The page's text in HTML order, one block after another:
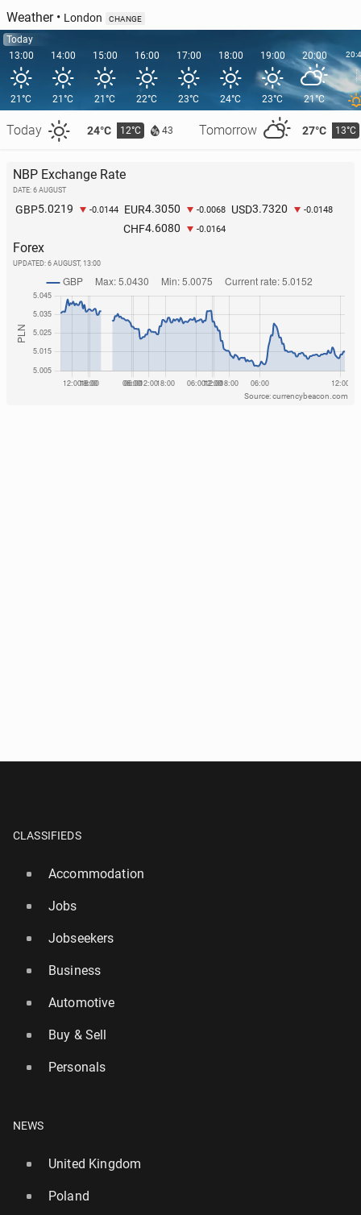
Weather• London CHANGE
Today
13:00
21°C
Today 24°C 12°C 43 Tomorrow 27°C 13°C
14:00
21°C
15:00
21°C
16:00
22°C
17:00
23°C
18:00
24°C
19:00
23°C
20:00
21°C
NBP Exchange Rate
DATE: 6 AUGUST
GBP5.0219 -0.0144 EUR4.3050 -0.0068 USD3.7320 -0.0148
CHF4.6080 -0.0164
Forex
UPDATED: 6 AUGUST, 13:00
Source: currencybeacon.com
CLASSIFIEDS
Accommodation
Jobs
Jobseekers
Business
Automotive
Buy & Sell
Personals
NEWS
United Kingdom
Poland